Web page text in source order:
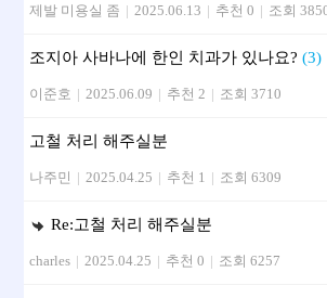
제발 미용실 좀 | 2025.06.13 | 추천 0 | 조회
조지아 사바나에 한인 치과가 있나요?(3)
이준호 | 2025.06.09 | 추천 2 | 조회 3710
고철 처리 해주실분
나주민 | 2025.04.25 | 추천 1 | 조회 6309
Re:고철 처리 해주실분
charles | 2025.04.25 | 추천 0 | 조회 6257